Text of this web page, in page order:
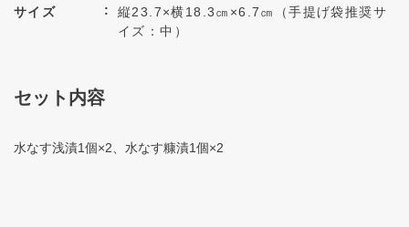
サイズ
縦23.7×横18.3㎝×6.7㎝（手提げ袋推奨サ
イズ：中）
セット内容
水なす浅漬1個×2、水なす糠漬1個×2